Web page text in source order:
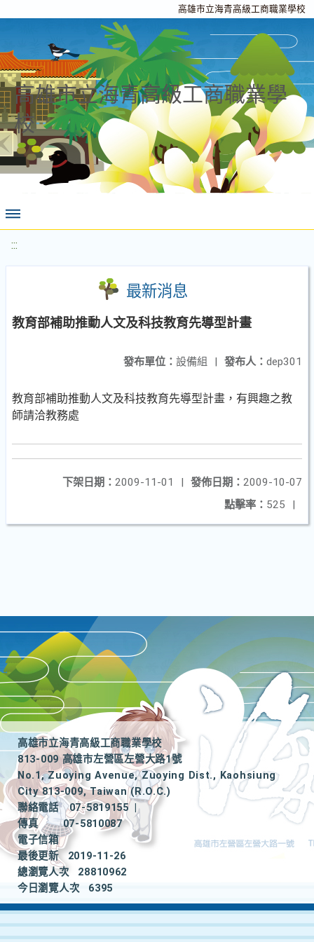
高雄市立海青高級工商職業學校
高雄市立海青高級工商職業學
校
:::
最新消息
教育部補助推動人文及科技教育先導型計畫
發布人： dep301
發布單位： 設備組 |
教育部補助推動人文及科技教育先導型計畫，有興趣之教
師請洽教務處
發佈日期： 2009-10-07
下架日期： 2009-11-01
|
點擊率： 525 |
高雄市立海青高級工商職業學校
813-009 高雄市左營區左營大路1號
No.1, Zuoying Avenue, Zuoying Dist., Kaohsiung
City 813-009, Taiwan (R.O.C.)
聯絡電話
07-5819155
|
傳真
07-5810087
電子信箱
最後更新
2019-11-26
總瀏覽人次
28810962
今日瀏覽人次
6395